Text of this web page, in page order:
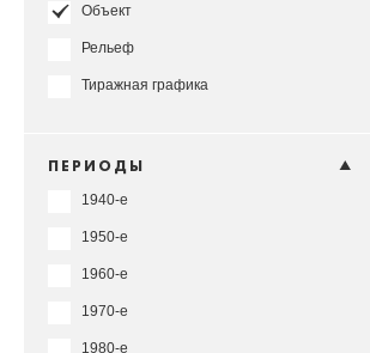
Объект
Рельеф
Тиражная графика
ПЕРИОДЫ
1940-е
1950-е
1960-е
1970-е
1980-е